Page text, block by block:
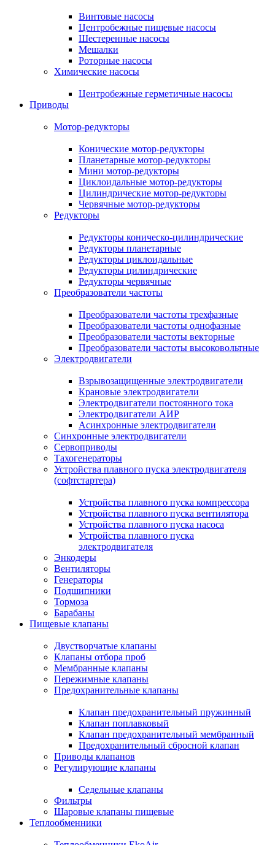
Винтовые насосы
Центробежные пищевые насосы
Шестеренные насосы
Мешалки
Роторные насосы
Химические насосы
Центробежные герметичные насосы
Приводы
Мотор-редукторы
Конические мотор-редукторы
Планетарные мотор-редукторы
Мини мотор-редукторы
Циклоидальные мотор-редукторы
Цилиндрические мотор-редукторы
Червячные мотор-редукторы
Редукторы
Редукторы коническо-цилиндрические
Редукторы планетарные
Редукторы циклоидальные
Редукторы цилиндрические
Редукторы червячные
Преобразователи частоты
Преобразователи частоты трехфазные
Преобразователи частоты однофазные
Преобразователи частоты векторные
Преобразователи частоты высоковольтные
Электродвигатели
Взрывозащищенные электродвигатели
Крановые электродвигатели
Электродвигатели постоянного тока
Электродвигатели АИР
Асинхронные электродвигатели
Синхронные электродвигатели
Сервоприводы
Тахогенераторы
Устройства плавного пуска электродвигателя
(софтстартера)
Устройства плавного пуска компрессора
Устройства плавного пуска вентилятора
Устройства плавного пуска насоса
Устройства плавного пуска
электродвигателя
Энкодеры
Вентиляторы
Генераторы
Подшипники
Тормоза
Барабаны
Пищевые клапаны
Двустворчатые клапаны
Клапаны отбора проб
Мембранные клапаны
Пережимные клапаны
Предохранительные клапаны
Клапан предохранительный пружинный
Клапан поплавковый
Клапан предохранительный мембранный
Предохранительный сбросной клапан
Приводы клапанов
Регулирующие клапаны
Седельные клапаны
Фильтры
Шаровые клапаны пищевые
Теплообменники